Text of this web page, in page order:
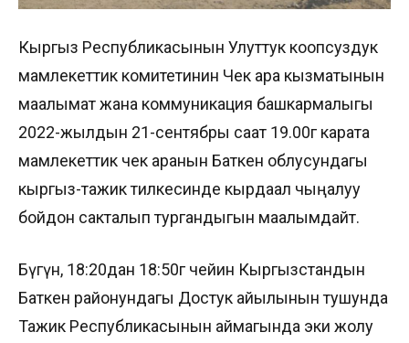
Кыргыз Республикасынын Улуттук коопсуздук
мамлекеттик комитетинин Чек ара кызматынын
маалымат жана коммуникация башкармалыгы
2022-жылдын 21-сентябры саат 19.00гө карата
мамлекеттик чек аранын Баткен облусундагы
кыргыз-тажик тилкесинде кырдаал чыңалуу
бойдон сакталып тургандыгын маалымдайт.
Бүгүн, 18:20дан 18:50гө чейин Кыргызстандын
Баткен районундагы Достук айылынын тушунда
Тажик Республикасынын аймагында эки жолу